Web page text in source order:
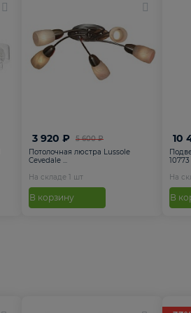
5 600 ₽
3 920 ₽
Потолочная люстра Lussole
Cevedale ...
На складе 1 шт
В корзину
10
10773
На
В